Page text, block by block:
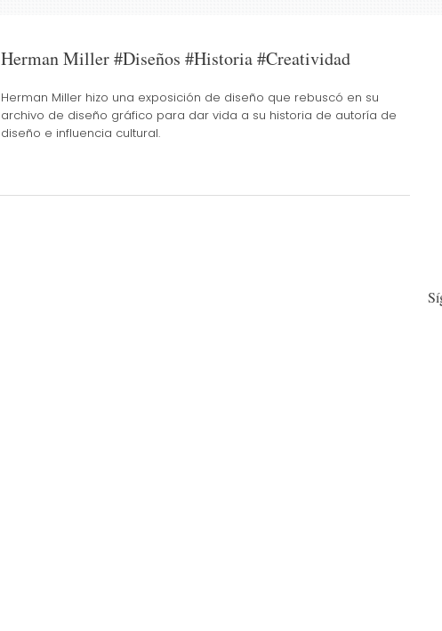
Herman Miller #Diseños #Historia #Creatividad
Herman Miller hizo una exposición de diseño que rebuscó en su
archivo de diseño gráfico para dar vida a su historia de autoría de
diseño e influencia cultural.